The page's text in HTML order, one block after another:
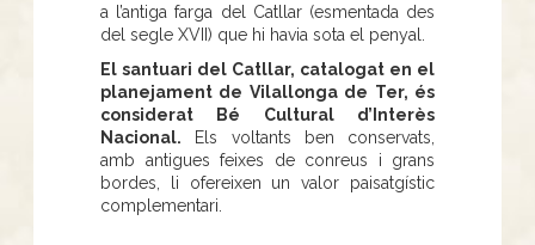
a l’antiga farga del Catllar (esmentada des
del segle XVII) que hi havia sota el penyal.
El santuari del Catllar, catalogat en el
planejament de Vilallonga de Ter, és
considerat Bé Cultural d’Interès
Nacional. Els voltants ben conservats,
amb antigues feixes de conreus i grans
bordes, li ofereixen un valor paisatgístic
complementari.